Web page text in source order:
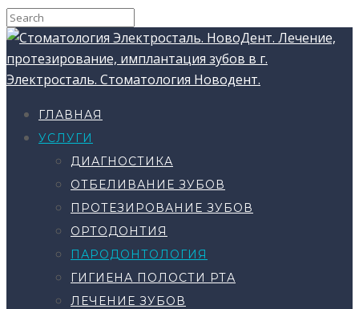
ГЛАВНАЯ
УСЛУГИ
ДИАГНОСТИКА
ОТБЕЛИВАНИЕ ЗУБОВ
ПРОТЕЗИРОВАНИЕ ЗУБОВ
ОРТОДОНТИЯ
ПАРОДОНТОЛОГИЯ
ГИГИЕНА ПОЛОСТИ РТА
ЛЕЧЕНИЕ ЗУБОВ